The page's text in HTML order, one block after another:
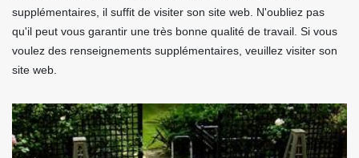
supplémentaires, il suffit de visiter son site web. N'oubliez pas
qu'il peut vous garantir une très bonne qualité de travail. Si vous
voulez des renseignements supplémentaires, veuillez visiter son
site web.